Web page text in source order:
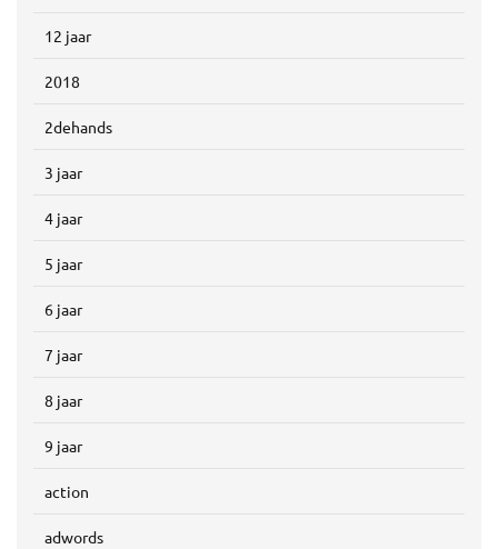
12 jaar
2018
2dehands
3 jaar
4 jaar
5 jaar
6 jaar
7 jaar
8 jaar
9 jaar
action
adwords